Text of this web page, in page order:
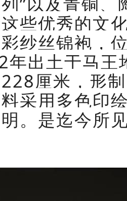
些优秀的文
纱丝锦袍，
年出土于马
厘米，形
采用多色印
。是迄今所